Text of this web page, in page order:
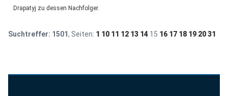
Drapatyj zu dessen Nachfolger.
Suchtreffer: 1501, Seiten: 1 10 11 12 13 14 15 16 17 18 19 20 31